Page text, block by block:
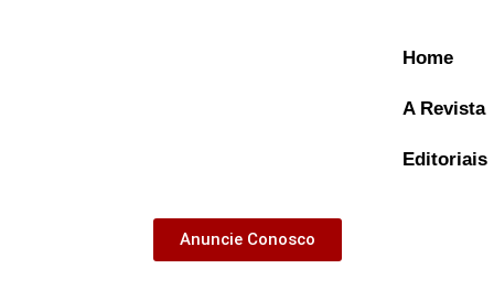
Home
A Revista
Editoriais
Anuncie Conosco